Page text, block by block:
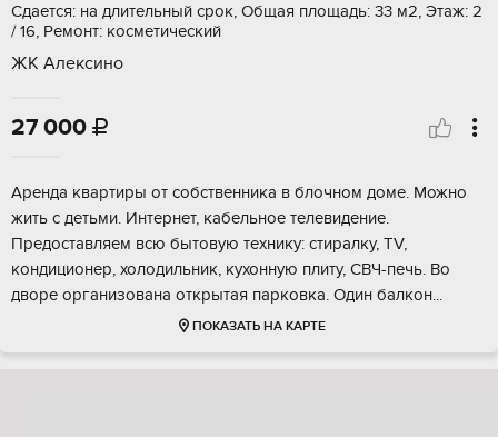
Сдается: на длительный срок, Общая площадь: 33 м2, Этаж: 2
/ 16, Ремонт: косметический
ЖК Алексино
27 000 
Аренда квартиры от собственника в блочном доме. Можно
жить с детьми. Интернет, кабельное телевидение.
Предоставляем всю бытовую технику: стиралку, TV,
кондиционер, холодильник, кухонную плиту, СВЧ-печь. Во
дворе организована открытая парковка. Один балкон...
ПОКАЗАТЬ НА КАРТЕ